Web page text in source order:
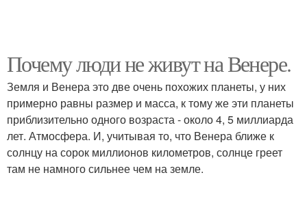
Почему люди не живут на Венере.
Земля и Венера это две очень похожих планеты, у них
примерно равны размер и масса, к тому же эти планеты
приблизительно одного возраста - около 4, 5 миллиарда
лет. Атмосфера. И, учитывая то, что Венера ближе к
солнцу на сорок миллионов километров, солнце греет
там не намного сильнее чем на земле.